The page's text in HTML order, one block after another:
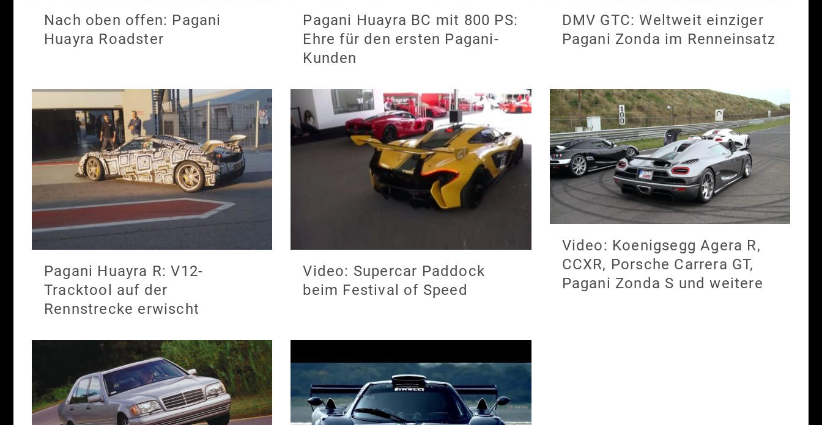
Nach oben offen: Pagani
Huayra Roadster
Pagani Huayra BC mit 800 PS:
Ehre für den ersten Pagani-
Kunden
DMV GTC: Weltweit einziger
Pagani Zonda im Renneinsatz
Pagani Huayra R: V12-
Tracktool auf der
Rennstrecke erwischt
Video: Supercar Paddock
beim Festival of Speed
Video: Koenigsegg Agera R,
CCXR, Porsche Carrera GT,
Pagani Zonda S und weitere